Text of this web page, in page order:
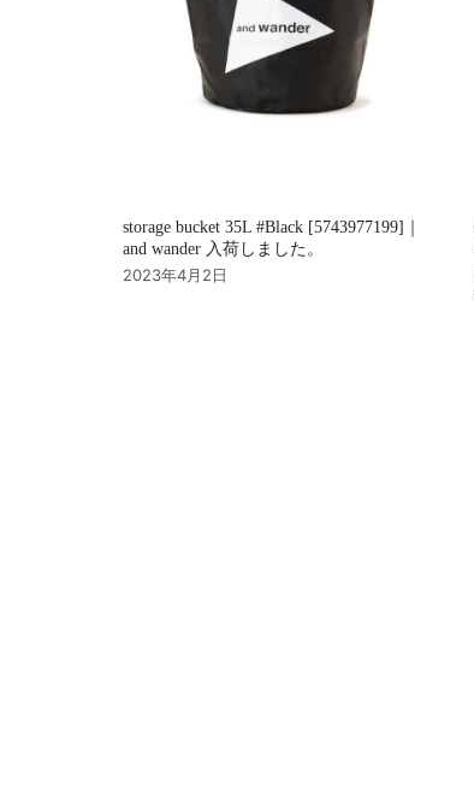
storage bucket 35L #Black [5743977199]｜
and wander 入荷しました。
2023年4月2日